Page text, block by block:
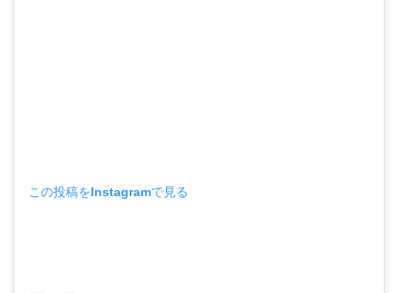
この投稿をInstagramで見る